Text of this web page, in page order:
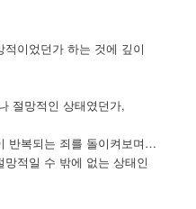
이었던가 하는 것에 깊이
절망적인 상태였던가,
반복되는 죄를 돌이켜보며…
적일 수 밖에 없는 상태인